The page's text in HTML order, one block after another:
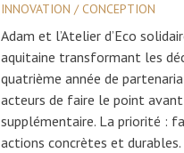
INNOVATION / CONCEPTION
Adam et l’Atelier d’Eco
aquitaine transformant les
quatrième année de
acteurs de faire le point
supplémentaire. La priorité :
actions concrètes et durables.